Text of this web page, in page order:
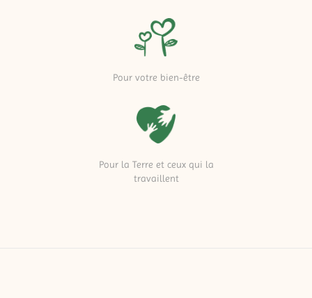
Pour votre bien-être
Pour la Terre et ceux qui la
travaillent